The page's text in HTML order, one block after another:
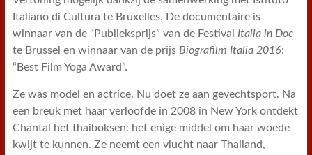
Italiano di Cultura te Bruxelles. De documentaire is
winnaar van de “Publieksprijs” van de Festival Italia in Doc
te Brussel en winnaar van de prijs Biografilm Italia 2016:
“Best Film Yoga Award”.
Ze was model en actrice. Nu doet ze aan gevechtsport. Na
een breuk met haar verloofde in 2008 in New York ontdekt
Chantal het thaiboksen: het enige middel om haar woede
kwijt te kunnen. Ze neemt een vlucht naar Thailand,